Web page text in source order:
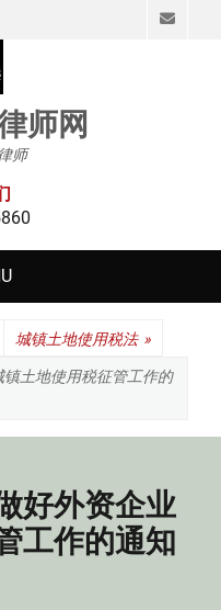
师网
师
城镇土地使用税法 »
土地使用税征管工作的
好外资企业
工作的通知